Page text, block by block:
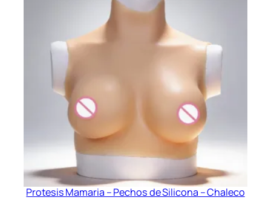
Protesis Mamaria – Pechos de Silicona – Chaleco